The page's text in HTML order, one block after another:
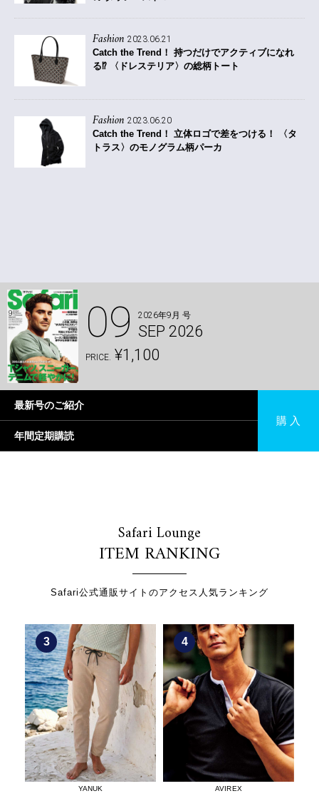
Fashion 2023.06.21
Catch the Trend！ 持つだけでアクティブになれ
る⁉ 〈ドレステリア〉の総柄トート
Fashion 2023.06.20
Catch the Trend！ 立体ロゴで差をつける！ 〈タ
トラス〉のモノグラム柄パーカ
09 2026年9月 号
SEP 2026
PRICE. ¥1,100
最新号のご紹介
年間定期購読
購 入
Safari Lounge
ITEM RANKING
Safari公式通販サイトのアクセス人気ランキング
3
YANUK
4
AVIREX